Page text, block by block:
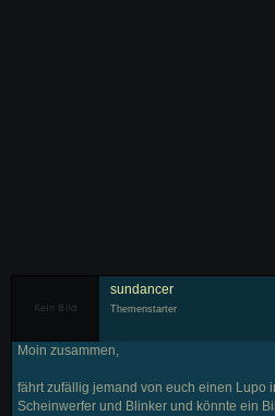
sundancer
Themenstarter
Moin zusammen,
fährt zufällig jemand von euch einen Lupo
Scheinwerfer und Blinker und könnte ein